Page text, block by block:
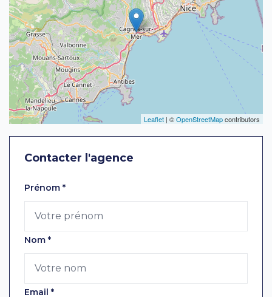
Leaflet | ©OpenStreetMapcontributors
Contacter l'agence
Laissez ce champ vide
Prénom *
Nom *
Email *